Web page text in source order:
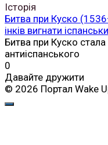
Історія
Битва при Куско
інків вигнати
Битва при Куско
антиіспанського
0
Давайте дружити
© 2026 Портал Wake